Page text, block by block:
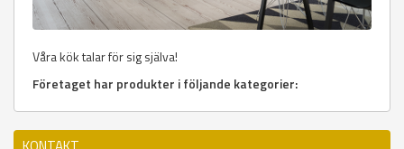
Våra kök talar för sig själva!
Företaget har produkter i följande kategorier: